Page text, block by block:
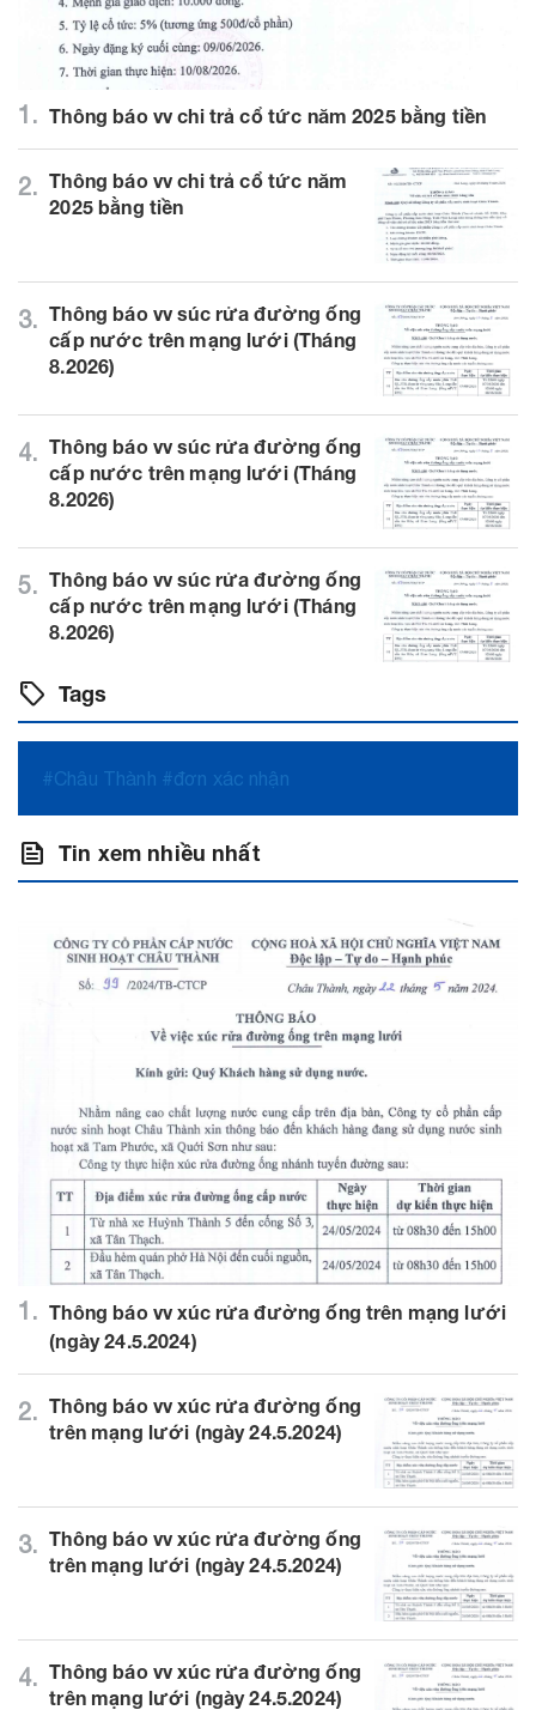
1. Thông báo vv chi trả cổ tức năm 2025 bằng tiền
2. Thông báo vv chi trả cổ tức năm
2025 bằng tiền
3. Thông báo vv súc rửa đường ống
cấp nước trên mạng lưới (Tháng
8.2026)
4. Thông báo vv súc rửa đường ống
cấp nước trên mạng lưới (Tháng
8.2026)
5. Thông báo vv súc rửa đường ống
cấp nước trên mạng lưới (Tháng
8.2026)
sell Tags
#Châu Thành #đơn xác nhận
feed Tin xem nhiều nhất
1. Thông báo vv xúc rửa đường ống trên mạng lưới
(ngày 24.5.2024)
2. Thông báo vv xúc rửa đường ống
trên mạng lưới (ngày 24.5.2024)
3. Thông báo vv xúc rửa đường ống
trên mạng lưới (ngày 24.5.2024)
4. Thông báo vv xúc rửa đường ống
trên mạng lưới (ngày 24.5.2024)